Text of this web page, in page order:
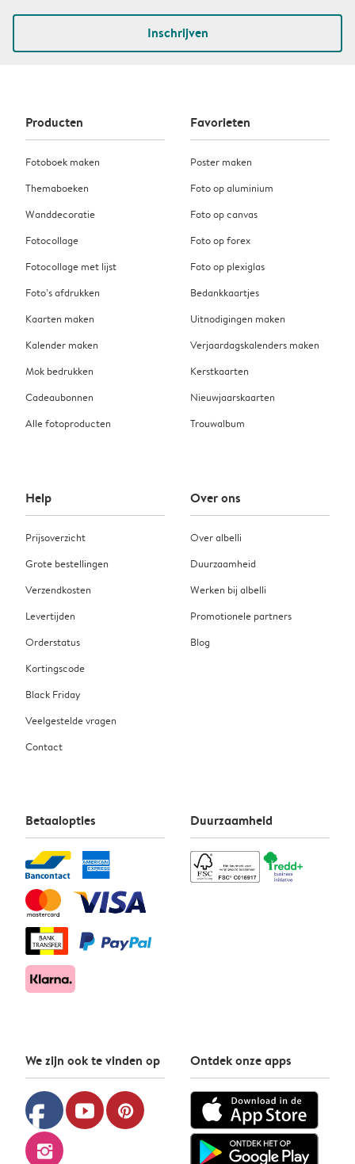
Inschrijven
Producten
Fotoboek maken
Themaboeken
Wanddecoratie
Fotocollage
Fotocollage met lijst
Foto’s afdrukken
Kaarten maken
Kalender maken
Mok bedrukken
Cadeaubonnen
Alle fotoproducten
Favorieten
Poster maken
Foto op aluminium
Foto op canvas
Foto op forex
Foto op plexiglas
Bedankkaartjes
Uitnodigingen maken
Verjaardagskalenders maken
Kerstkaarten
Nieuwjaarskaarten
Trouwalbum
Help
Prijsoverzicht
Grote bestellingen
Verzendkosten
Levertijden
Orderstatus
Kortingscode
Black Friday
Veelgestelde vragen
Contact
Over ons
Over albelli
Duurzaamheid
Werken bij albelli
Promotionele partners
Blog
Betaalopties Duurzaamheid
We zijn ook te vinden op
facebook youtube pinterest
instagram
Ontdek onze apps